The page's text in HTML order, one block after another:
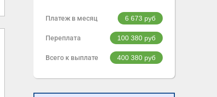
Платеж в месяц 6 673 руб
Переплата 100 380 руб
Всего к выплате 400 380 руб